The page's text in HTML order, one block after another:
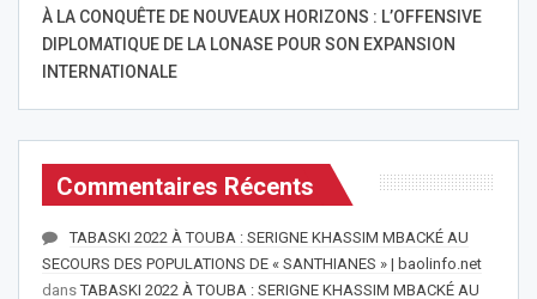
À LA CONQUÊTE DE NOUVEAUX HORIZONS : L’OFFENSIVE
DIPLOMATIQUE DE LA LONASE POUR SON EXPANSION
INTERNATIONALE
Commentaires Récents
TABASKI 2022 À TOUBA : SERIGNE KHASSIM MBACKÉ AU
SECOURS DES POPULATIONS DE « SANTHIANES » | baolinfo.net
dansTABASKI 2022 À TOUBA : SERIGNE KHASSIM MBACKÉ AU